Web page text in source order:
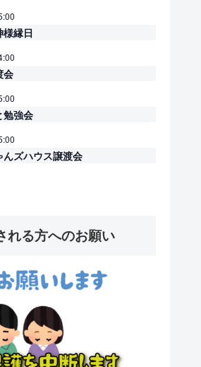
縁日
会
勉強会
んズハウス譲渡会
れる方へのお願い